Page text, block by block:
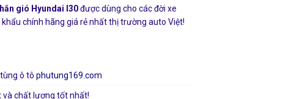
gió Hyundai I30được dùng cho các đời xe
chính hãng giá rẻ nhất thị trường auto Việt!
ô tô phutung169.com
và chất lượng tốt nhất!